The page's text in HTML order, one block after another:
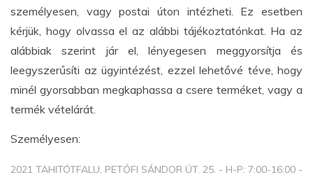
személyesen, vagy postai úton intézheti. Ez esetben
kérjük, hogy olvassa el az alábbi tájékoztatónkat. Ha az
alábbiak szerint jár el, lényegesen meggyorsítja és
leegyszerűsíti az ügyintézést, ezzel lehetővé téve, hogy
minél gyorsabban megkaphassa a csere terméket, vagy a
termék vételárát.
Személyesen:
2021 TAHITÓTFALU, PETŐFI SÁNDOR ÚT. 25. - H-P: 7:00-16:00 -